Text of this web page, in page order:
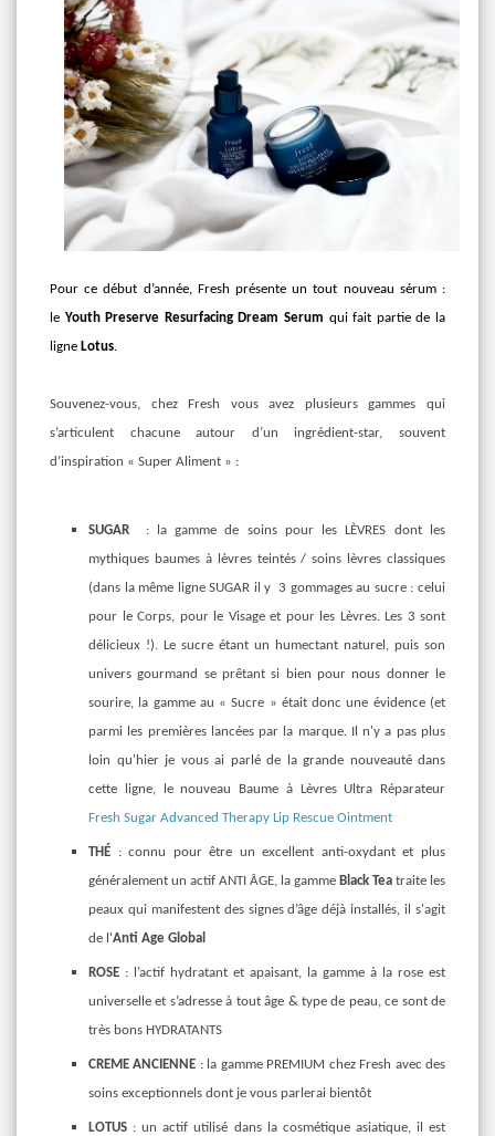
Pour ce début d’année, Fresh présente un tout nouveau sérum :
le Youth Preserve Resurfacing Dream Serum qui fait partie de la
ligne Lotus.
Souvenez-vous, chez Fresh vous avez plusieurs gammes qui
s’articulent chacune autour d’un ingrédient-star, souvent
d’inspiration « Super Aliment » :
SUGAR : la gamme de soins pour les LÈVRES dont les
mythiques baumes à lèvres teintés / soins lèvres classiques
(dans la même ligne SUGAR il y 3 gommages au sucre : celui
pour le Corps, pour le Visage et pour les Lèvres. Les 3 sont
délicieux !). Le sucre étant un humectant naturel, puis son
univers gourmand se prêtant si bien pour nous donner le
sourire, la gamme au « Sucre » était donc une évidence (et
parmi les premières lancées par la marque. Il n'y a pas plus
loin qu'hier je vous ai parlé de la grande nouveauté dans
cette ligne, le nouveau Baume à Lèvres Ultra Réparateur
Fresh Sugar Advanced Therapy Lip Rescue Ointment
THÉ : connu pour être un excellent anti-oxydant et plus
généralement un actif ANTI ÂGE, la gamme Black Tea traite les
peaux qui manifestent des signes d’âge déjà installés, il s'agit
de l'Anti Age Global
ROSE : l’actif hydratant et apaisant, la gamme à la rose est
universelle et s’adresse à tout âge & type de peau, ce sont de
très bons HYDRATANTS
CREME ANCIENNE : la gamme PREMIUM chez Fresh avec des
soins exceptionnels dont je vous parlerai bientôt
LOTUS : un actif utilisé dans la cosmétique asiatique, il est